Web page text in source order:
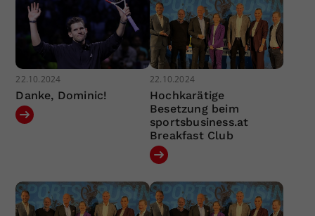
22.10.2024
Danke, Dominic!
22.10.2024
Hochkarätige
Besetzung beim
sportsbusiness.at
Breakfast Club